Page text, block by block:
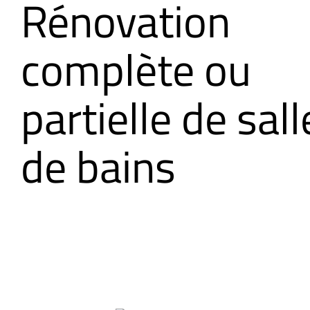
Rénovation
complète ou
partielle de
de bains